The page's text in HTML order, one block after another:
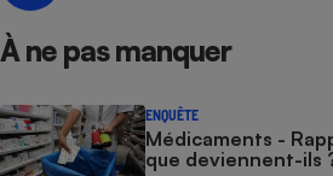
À ne pas manquer
ENQUÊTE
Médicaments -
que deviennent-ils